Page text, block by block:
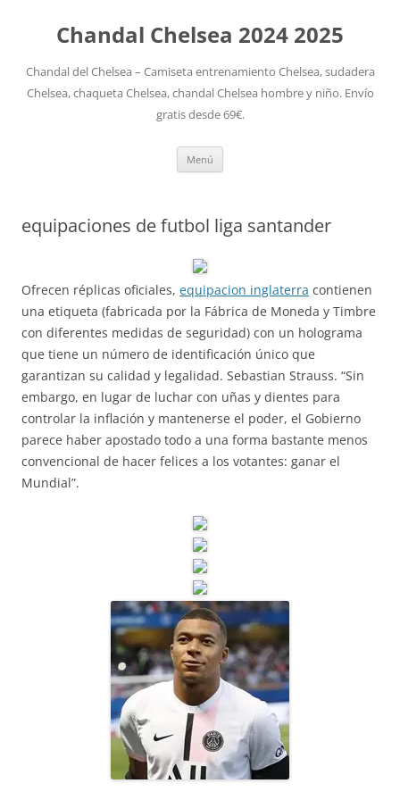
Chandal Chelsea 2024 2025
Chandal del Chelsea – Camiseta entrenamiento Chelsea, sudadera
Chelsea, chaqueta Chelsea, chandal Chelsea hombre y niño. Envío
gratis desde 69€.
Menú
equipaciones de futbol liga santander
Ofrecen réplicas oficiales, equipacion inglaterra contienen
una etiqueta (fabricada por la Fábrica de Moneda y Timbre
con diferentes medidas de seguridad) con un holograma
que tiene un número de identificación único que
garantizan su calidad y legalidad. Sebastian Strauss. “Sin
embargo, en lugar de luchar con uñas y dientes para
controlar la inflación y mantenerse el poder, el Gobierno
parece haber apostado todo a una forma bastante menos
convencional de hacer felices a los votantes: ganar el
Mundial”.